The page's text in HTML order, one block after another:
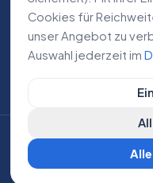
Impressum
Datenschutz
AGB
©2026Lokale
CH
Cookies für
unser Angebot zu
Auswahl jederzeit im